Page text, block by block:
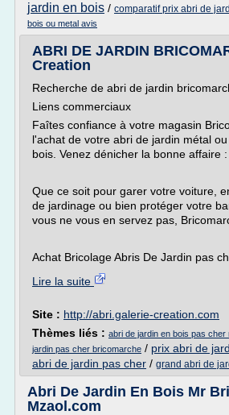
jardin en bois / comparatif prix abri de
bois ou metal avis
ABRI DE JARDIN
Creation
Recherche de abri de jardin
Liens commerciaux
Faîtes confiance à votre magasin
l'achat de votre abri de jardin métal
bois. Venez dénicher la bonne affaire :
Que ce soit pour garer votre voiture,
de jardinage ou bien protéger votre
vous ne vous en servez pas,
Achat Bricolage Abris De Jardin pas
Lire la suite
Site : http://abri.galerie-creation.com
Thèmes liés : abri de jardin en bois pas cher
jardin pas cher bricomarche / prix abri de
abri de jardin pas cher / grand abri de
Abri De Jardin En Bois Mr
Mzaol.com